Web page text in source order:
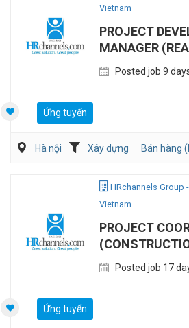
Vietnam
PROJECT
MANAGER
Posted job 9
Ứng tuyển
Hà nội Xây dựng Bán hàng
HRchannels Group
Vietnam
PROJECT
Posted job 17
Ứng tuyển